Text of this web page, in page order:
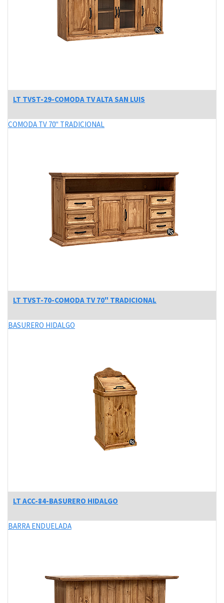
LT TVST-29-COMODA TV ALTA SAN LUIS
COMODA TV 70" TRADICIONAL
LT TVST-70-COMODA TV 70" TRADICIONAL
BASURERO HIDALGO
LT ACC-84-BASURERO HIDALGO
BARRA ENDUELADA